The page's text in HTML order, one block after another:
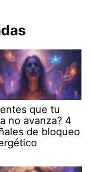
que tu
no avanza? 4
de bloqueo